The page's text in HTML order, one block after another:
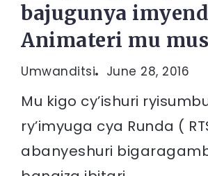
bajugunya
Animateri mu
Umwanditsi June 28, 2016
Mu kigo cy’ishuri
ry’imyuga cya Runda (
abanyeshuri